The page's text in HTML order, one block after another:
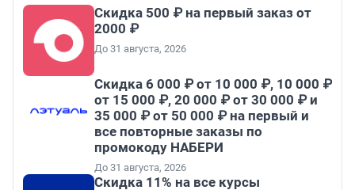
Скидка 500 ₽ на первый заказ от
2000 ₽
До 31 августа, 2026
Скидка 6 000 ₽ от 10 000 ₽, 10 000 ₽
от 15 000 ₽, 20 000 ₽ от 30 000 ₽ и
35 000 ₽ от 50 000 ₽ на первый и
все повторные заказы по
промокоду НАБЕРИ
До 31 августа, 2026
Скидка 11% на все курсы